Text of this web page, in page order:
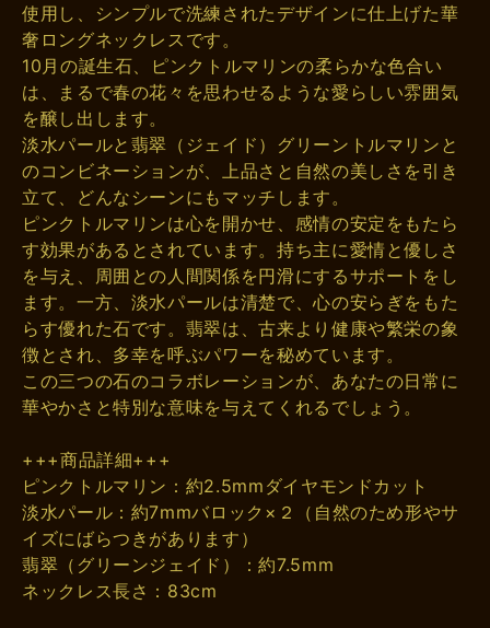
使用し、シンプルで洗練されたデザインに仕上げた華
奢ロングネックレスです。
10月の誕生石、ピンクトルマリンの柔らかな色合い
は、まるで春の花々を思わせるような愛らしい雰囲気
を醸し出します。
淡水パールと翡翠（ジェイド）グリーントルマリンと
のコンビネーションが、上品さと自然の美しさを引き
立て、どんなシーンにもマッチします。
ピンクトルマリンは心を開かせ、感情の安定をもたら
す効果があるとされています。持ち主に愛情と優しさ
を与え、周囲との人間関係を円滑にするサポートをし
ます。一方、淡水パールは清楚で、心の安らぎをもた
らす優れた石です。翡翠は、古来より健康や繁栄の象
徴とされ、多幸を呼ぶパワーを秘めています。
この三つの石のコラボレーションが、あなたの日常に
華やかさと特別な意味を与えてくれるでしょう。
+++商品詳細+++
ピンクトルマリン：約2.5mmダイヤモンドカット
淡水パール：約7mmバロック×２（自然のため形やサ
イズにばらつきがあります）
翡翠（グリーンジェイド）：約7.5mm
ネックレス長さ：83cm